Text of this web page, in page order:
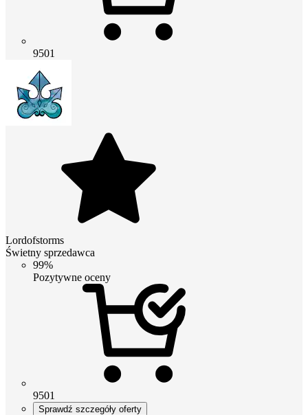
9501
Lordofstorms
Świetny sprzedawca
99%
Pozytywne oceny
9501
Sprawdź szczegóły oferty